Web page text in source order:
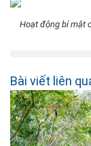
Hoạt động bí mật
Bài viết liên